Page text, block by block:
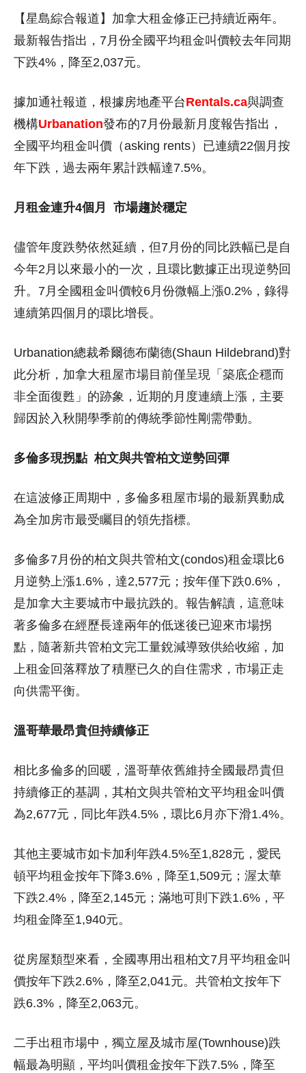
【星島綜合報道】加拿大租金修正已持續近兩年。
最新報告指出，7月份全國平均租金叫價較去年同期
下跌4%，降至2,037元。
據加通社報道，根據房地產平台Rentals.ca與調查
機構Urbanation發布的7月份最新月度報告指出，
全國平均租金叫價（asking rents）已連續22個月按
年下跌，過去兩年累計跌幅達7.5%。
月租金連升4個月 市場趨於穩定
儘管年度跌勢依然延續，但7月份的同比跌幅已是自
今年2月以來最小的一次，且環比數據正出現逆勢回
升。7月全國租金叫價較6月份微幅上漲0.2%，錄得
連續第四個月的環比增長。
Urbanation總裁希爾德布蘭德(Shaun Hildebrand)對
此分析，加拿大租屋市場目前僅呈現「築底企穩而
非全面復甦」的跡象，近期的月度連續上漲，主要
歸因於入秋開學季前的傳統季節性剛需帶動。
多倫多現拐點 柏文與共管柏文逆勢回彈
在這波修正周期中，多倫多租屋市場的最新異動成
為全加房市最受矚目的領先指標。
多倫多7月份的柏文與共管柏文(condos)租金環比6
月逆勢上漲1.6%，達2,577元；按年僅下跌0.6%，
是加拿大主要城市中最抗跌的。報告解讀，這意味
著多倫多在經歷長達兩年的低迷後已迎來市場拐
點，隨著新共管柏文完工量銳減導致供給收縮，加
上租金回落釋放了積壓已久的自住需求，市場正走
向供需平衡。
溫哥華最昂貴但持續修正
相比多倫多的回暖，溫哥華依舊維持全國最昂貴但
持續修正的基調，其柏文與共管柏文平均租金叫價
為2,677元，同比年跌4.5%，環比6月亦下滑1.4%。
其他主要城市如卡加利年跌4.5%至1,828元，愛民
頓平均租金按年下降3.6%，降至1,509元；渥太華
下跌2.4%，降至2,145元；滿地可則下跌1.6%，平
均租金降至1,940元。
從房屋類型來看，全國專用出租柏文7月平均租金叫
價按年下跌2.6%，降至2,041元。共管柏文按年下
跌6.3%，降至2,063元。
二手出租市場中，獨立屋及城市屋(Townhouse)跌
幅最為明顯，平均叫價租金按年下跌7.5%，降至